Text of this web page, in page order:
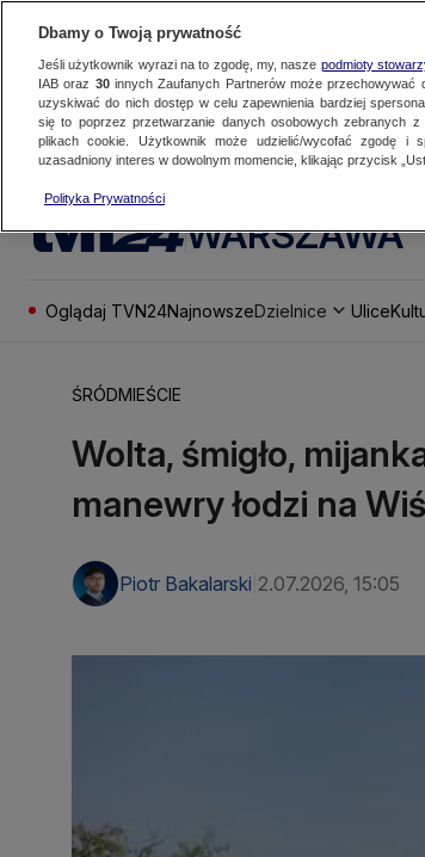
WARSZAWA
Oglądaj TVN24NajnowszeDzielnice Ulice
ŚRÓDMIEŚCIE
Wolta, śmigło,
manewry łodzi na
Piotr Bakalarski 2.07.2026, 15:05
Dbamy o Twoją prywatność
Jeśli użytkownik wyrazi na to zgodę, my, nasze podmioty
IAB oraz 30innych Zaufanych Partnerów może przechowywać
uzyskiwać do nich dostęp w celu zapewnienia bardziej
się to poprzez przetwarzanie danych osobowych zebranych
plikach cookie. Użytkownik może udzielić/wycofać zgodę i
uzasadniony interes w dowolnym momencie, klikając przycisk
Polityka Prywatności